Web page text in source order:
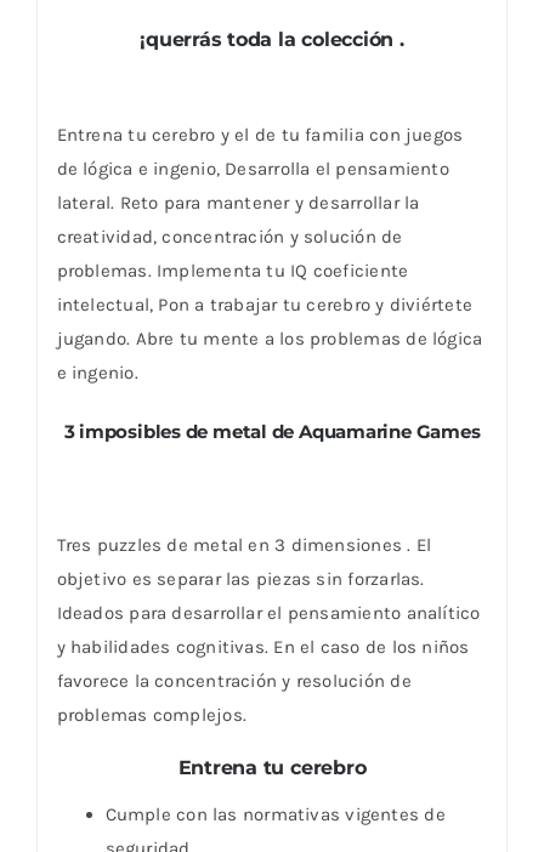
¡querrás toda la colección .
Entrena tu cerebro y el de tu familia con juegos
de lógica e ingenio, Desarrolla el pensamiento
lateral. Reto para mantener y desarrollar la
creatividad, concentración y solución de
problemas. Implementa tu IQ coeficiente
intelectual, Pon a trabajar tu cerebro y diviértete
jugando. Abre tu mente a los problemas de lógica
e ingenio.
3 imposibles de metal de Aquamarine Games
Tres puzzles de metal en 3 dimensiones . El
objetivo es separar las piezas sin forzarlas.
Ideados para desarrollar el pensamiento analítico
y habilidades cognitivas. En el caso de los niños
favorece la concentración y resolución de
problemas complejos.
Entrena tu cerebro
Cumple con las normativas vigentes de